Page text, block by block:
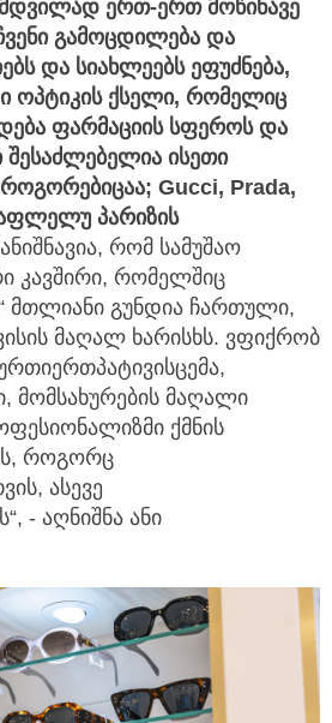
ერთ-ერთ მოწინავე
გამოცდილება და
და სიახლეებს ეფუძნება,
ოპტიკის ქსელი, რომელიც
ფარმაციის სფეროს და
ისეთი
როგორებიცაა; Gucci, Prada,
პარიზის
რომ სამუშაო
კავშირი, რომელშიც
მთლიანი გუნდია ჩართული,
მაღალ ხარისხს. ვფიქრობ
მომსახურების მაღალი
ქმნის
როგორც
ასევე
- აღნიშნა ანი